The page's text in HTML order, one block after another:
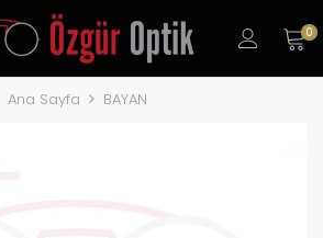
0
Ana Sayfa BAYAN